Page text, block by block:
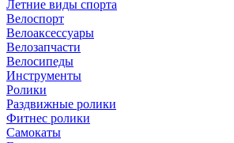
Летние виды спорта
Велоспорт
Велоаксессуары
Велозапчасти
Велосипеды
Инструменты
Ролики
Раздвижные ролики
Фитнес ролики
Самокаты